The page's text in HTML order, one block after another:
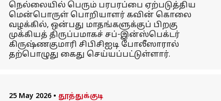
நெல்லையில் பெரும் பரபரப்பை ஏற்படுத்திய
மென்பொருள் பொறியாளர் கவின் கொலை
வழக்கில், ஒன்பது மாதங்களுக்குப் பிறகு
முக்கியத் திருப்பமாகச் சப்-இன்ஸ்பெக்டர்
கிருஷ்ணகுமாரி சிபிசிஐடி போலீஸாரால்
தற்பொழுது கைது செய்யப்பட்டுள்ளார்.
25 May 2026 • தூத்துக்குடி